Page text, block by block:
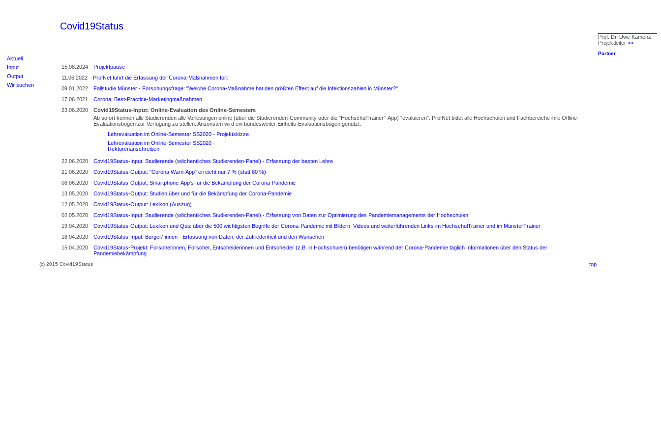
Covid19Status
Prof. Dr. Uwe Kamenz,
Projektleiter >>
Partner
Aktuell
Input
Output
Wir suchen
15.08.2024
Projektpause
11.06.2022
ProfNet führt die Erfassung der Corona-Maßnahmen fort
09.01.2022
Fallstudie Münster - Forschungsfrage: "Welche Corona-Maßnahme hat den größten Effekt auf die Infektionszahlen in Münster?"
17.06.2021
Corona: Best-Practice-Marketingmaßnahmen
23.06.2020
Covid19Status-Input: Online-Evaluation des Online-Semesters
Ab sofort können alle Studierenden alle Vorlesungen online (über die Studierenden-Community oder die "HochschulTrainer"-App) "evaluieren". ProfNet bittet alle Hochschulen und Fachbereiche ihre Offline-
Evaluationsbögen zur Verfügung zu stellen. Ansonsten wird ein bundesweiter Einheits-Evaluationsbogen genutzt.
Lehrevaluation im Online-Semester SS2020 - Projektskizze
Lehrevaluation im Online-Semester SS2020 -
Rektorenanschreiben
22.06.2020
Covid19Status-Input: Studierende (wöchentliches Studierenden-Panel) - Erfassung der besten Lehre
21.06.2020
Covid19Status-Output: "Corona Warn-App" erreicht nur 7 % (statt 60 %)
08.06.2020
Covid19Status-Output: Smartphone-App's für die Bekämpfung der Corona-Pandemie
13.05.2020
Covid19Status-Output: Studien über und für die Bekämpfung der Corona-Pandemie
12.05.2020
Covid19Status-Output: Lexikon (Auszug)
02.05.2020
Covid19Status-Input: Studierende (wöchentliches Studierenden-Panel) - Erfassung von Daten zur Optimierung des Pandemiemanagements der Hochschulen
19.04.2020
Covid19Status-Output: Lexikon und Quiz über die 500 wichtigsten Begriffe der Corona-Pandemie mit Bildern, Videos und weiterführenden Links im HochschulTrainer und im MünsterTrainer
18.04.2020
Covid19Status-Input: Bürger/-innen - Erfassung von Daten, der Zufriedenheit und den Wünschen
15.04.2020
Covid19Status-Projekt: Forscherinnen, Forscher, Entscheiderinnen und Entscheider (z.B. in Hochschulen) benötigen während der Corona-Pandemie täglich Informationen über den Status der
Pandemiebekämpfung
(c) 2015 Covid19Status top